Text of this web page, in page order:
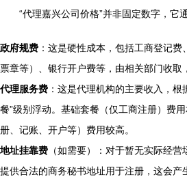
“代理嘉兴公司价格”并非固定数字，它
政府规费 ：这是硬性成本，包括工商登记
票章等）、银行开户费等，由相关部门收取
代理服务费 ：这是代理机构的主要收入，
餐”级别浮动。基础套餐（仅工商注册）费
册、记账、开户等）费用较高。
地址挂靠费 （如需要）：对于暂无实际经
提供合法的商务秘书地址用于注册，这会产